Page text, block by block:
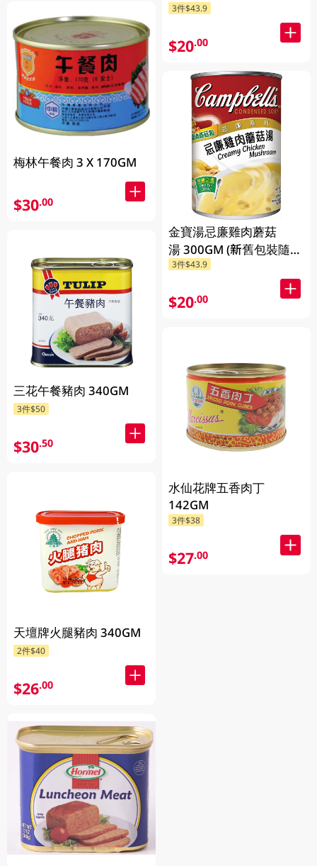
梅林午餐肉 3 X 170GM
$30.00
三花午餐豬肉 340GM
3件$50
$30.50
天壇牌火腿豬肉 340GM
2件$40
$26.00
3件$43.9
$20.00
金寶湯忌廉雞肉蘑菇
湯 300GM (新舊包裝隨機
發貨) (包裝隨機發放)
3件$43.9
$20.00
水仙花牌五香肉丁
142GM
3件$38
$27.00